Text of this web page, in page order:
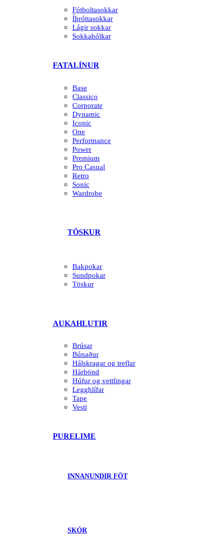
Fótboltasokkar
Íþróttasokkar
Lágir sokkar
Sokkahólkar
FATALÍNUR
Base
Classico
Corporate
Dynamic
Iconic
One
Performance
Power
Premium
Pro Casual
Retro
Sonic
Wardrobe
TÖSKUR
Bakpokar
Sundpokar
Töskur
AUKAHLUTIR
Brúsar
Búnaður
Hálskragar og treflar
Hárbönd
Húfur og vettlingar
Legghlífar
Tape
Vesti
PURELIME
INNANUNDIR FÖT
SKÓR